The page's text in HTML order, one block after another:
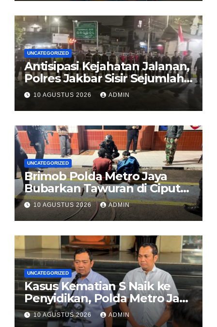
UNCATEGORIZED
Antisipasi Kejahatan Jalanan,
Polres Jakbar Sisir Sejumlah
Ruas Jalan Lewat Patroli
Mobile
10 AGUSTUS 2026 ADMIN
UNCATEGORIZED
Brimob Polda Metro Jaya
Bubarkan Tawuran di Ciputat
Timur, 2 Pemuda dan 3
Celurit Diamankan
10 AGUSTUS 2026 ADMIN
UNCATEGORIZED
Kasus Kematian S Naik ke
Penyidikan, Polda Metro Jaya
Jadwalkan Ekshumasi 12
Agustus
10 AGUSTUS 2026 ADMIN